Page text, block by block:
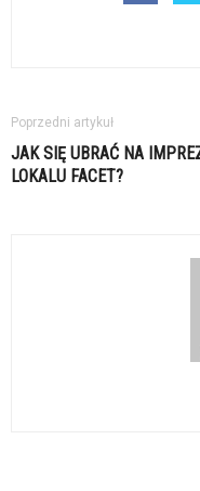
Poprzedni artykuł
JAK SIĘ UBRAĆ NA
LOKALU FACET?